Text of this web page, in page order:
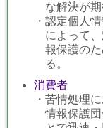
な解決が期
・認定個人
によって
報保護の
る。
消費者
・苦情処理
情報保護